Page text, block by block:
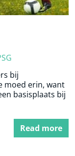
bij
moed erin, want
basisplaats bij
Read more